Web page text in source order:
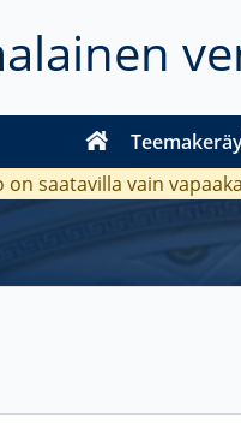
saatavilla vain